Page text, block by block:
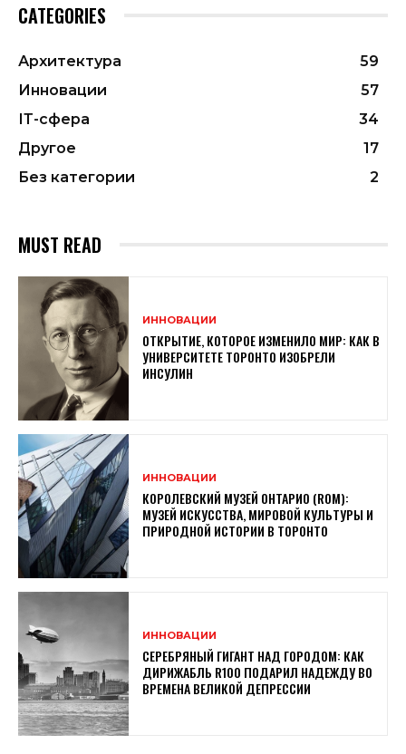
CATEGORIES
Архитектура
59
Инновации
57
ІТ-сфера
34
Другое
17
Без категории
2
MUST READ
ИННОВАЦИИ
ОТКРЫТИЕ, КОТОРОЕ ИЗМЕНИЛО МИР: КАК В
УНИВЕРСИТЕТЕ ТОРОНТО ИЗОБРЕЛИ
ИНСУЛИН
ИННОВАЦИИ
КОРОЛЕВСКИЙ МУЗЕЙ ОНТАРИО (ROM):
МУЗЕЙ ИСКУССТВА, МИРОВОЙ КУЛЬТУРЫ И
ПРИРОДНОЙ ИСТОРИИ В ТОРОНТО
ИННОВАЦИИ
СЕРЕБРЯНЫЙ ГИГАНТ НАД ГОРОДОМ: КАК
ДИРИЖАБЛЬ R100 ПОДАРИЛ НАДЕЖДУ ВО
ВРЕМЕНА ВЕЛИКОЙ ДЕПРЕССИИ